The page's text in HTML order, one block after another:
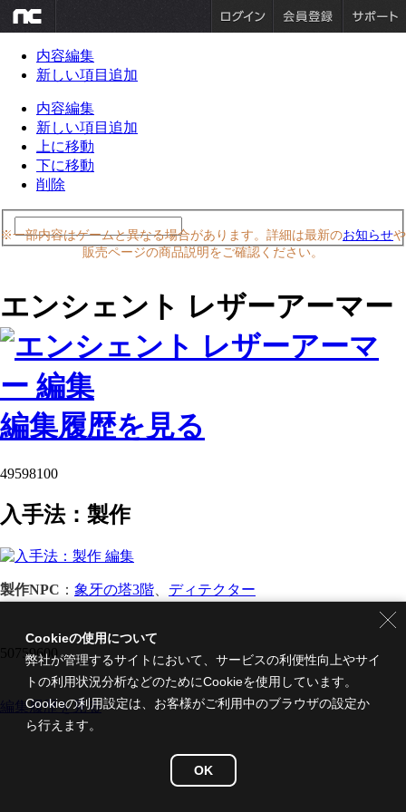
内容編集
新しい項目追加
内容編集
新しい項目追加
上に移動
下に移動
削除
※一部内容はゲームと異なる場合があります。詳細は最新のお知らせや
販売ページの商品説明をご確認ください。
エンシェント レザーアーマー
編集履歴を見る
49598100
入手法：製作
製作NPC ： 象牙の塔3階 ディテクター
50759600
編集履歴を見る
Cookieの使用について
弊社が管理するサイトにおいて、サービスの利便性向上やサイ
トの利用状況分析などのためにCookieを使用しています。
Cookieの利用設定は、お客様がご利用中のブラウザの設定か
ら行えます。
OK